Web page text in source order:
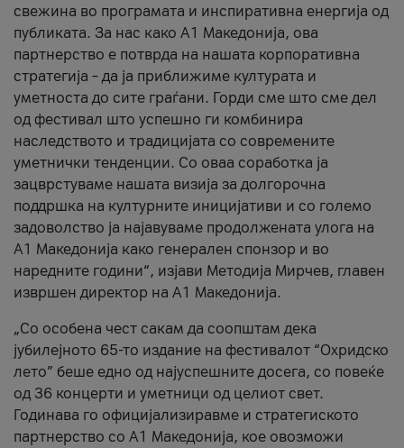
свежина во програмата и инспиративна енергија од
публиката. За нас како A1 Македонија, ова
партнерство е потврда на нашата корпоративна
стратегија – да ја приближиме културата и
уметноста до сите граѓани. Горди сме што сме дел
од фестивал што успешно ги комбинира
наследството и традицијата со современите
уметнички тенденции. Со оваа соработка ја
зацврстуваме нашата визија за долгорочна
поддршка на културните иницијативи и со големо
задоволство ја најавуваме продолжената улога на
A1 Македонија како генерален спонзор и во
наредните години“, изјави Методија Мирчев, главен
извршен директор на A1 Македонија.
„Со особена чест сакам да соопштам дека
јубилејното 65-то издание на фестивалот “Охридско
лето” беше едно од најуспешните досега, со повеќе
од 36 концерти и уметници од целиот свет.
Годинава го официјализиравме и стратегиското
партнерство со А1 Македонија, кое овозможи